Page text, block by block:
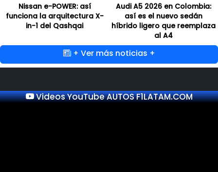
Nissan e-POWER: así
funciona la arquitectura X-
in-1 del Qashqai
Audi A5 2026 en Colombia:
así es el nuevo sedán
híbrido ligero que reemplaza
al A4
+ Ver más noticias +
Videos YouTube AUTOS F1LATAM.COM